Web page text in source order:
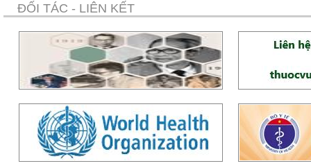
ĐỐI TÁC - LIÊN KẾT